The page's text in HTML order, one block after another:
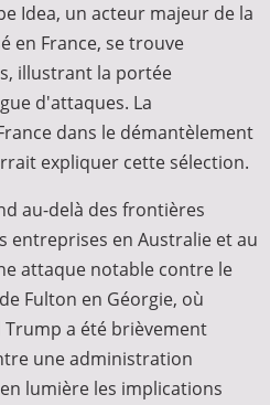
Idea, un acteur majeur de la
en France, se trouve
illustrant la portée
d'attaques. La
dans le démantèlement
expliquer cette sélection.
au-delà des frontières
entreprises en Australie et au
attaque notable contre le
Fulton en Géorgie, où
a été brièvement
une administration
lumière les implications